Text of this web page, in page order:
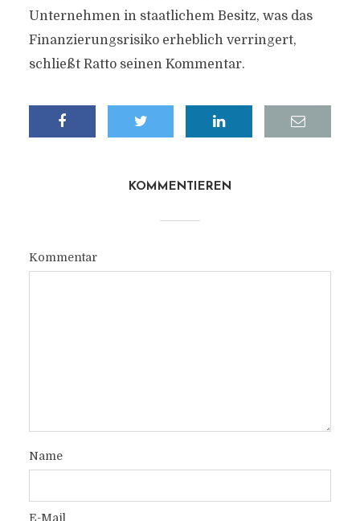
Unternehmen in staatlichem Besitz, was das
Finanzierungsrisiko erheblich verringert,
schließt Ratto seinen Kommentar.
KOMMENTIEREN
Kommentar
Name
E-Mail